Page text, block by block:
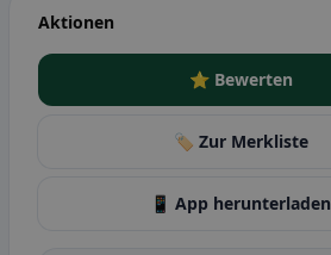
Aktionen
⭐ Bewerten
🏷️ Zur Merkliste
📱 App herunterladen